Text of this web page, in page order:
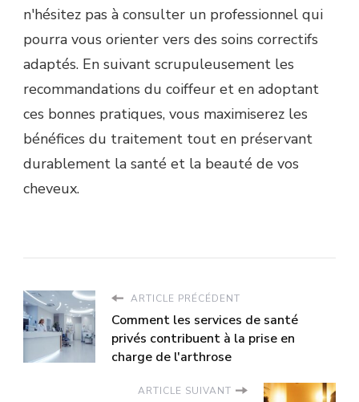
n'hésitez pas à consulter un professionnel qui
pourra vous orienter vers des soins correctifs
adaptés. En suivant scrupuleusement les
recommandations du coiffeur et en adoptant
ces bonnes pratiques, vous maximiserez les
bénéfices du traitement tout en préservant
durablement la santé et la beauté de vos
cheveux.
ARTICLE PRÉCÉDENT
Comment les services de santé
privés contribuent à la prise en
charge de l'arthrose
ARTICLE SUIVANT